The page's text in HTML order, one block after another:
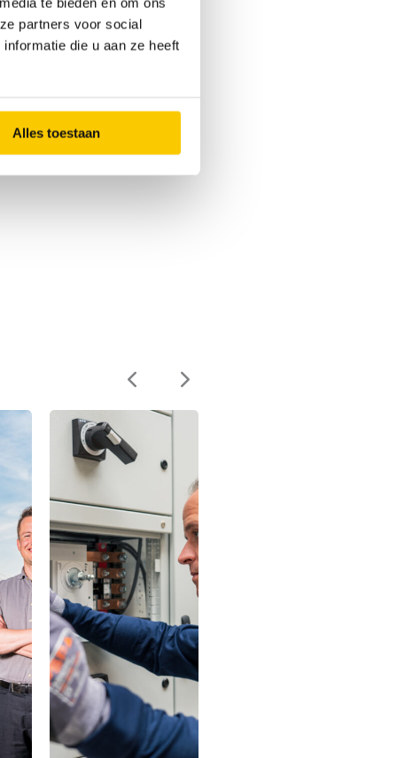
partners voor social
die u aan ze heeft
Alles toestaan